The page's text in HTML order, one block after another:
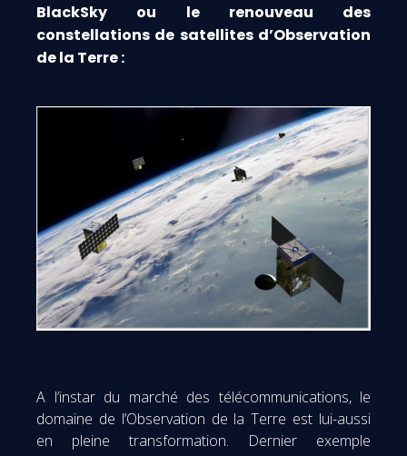
BlackSky ou le renouveau des
constellations de satellites d’Observation
de la Terre :
A l’instar du marché des télécommunications, le
domaine de l’Observation de la Terre est lui-aussi
en pleine transformation. Dernier exemple